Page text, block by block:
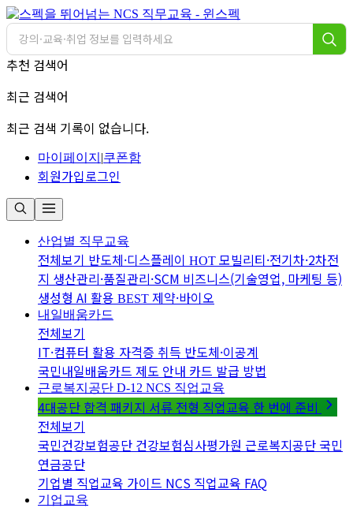
추천 검색어
최근 검색어
최근 검색 기록이 없습니다.
마이페이지 |쿠폰함
회원가입로그인
산업별 직무교육
전체보기 반도체·디스플레이 HOT 모빌리티·전기차·2차전
지 생산관리·품질관리·SCM 비즈니스(기술영업, 마케팅 등)
생성형 AI 활용 BEST 제약·바이오
내일배움카드
전체보기
IT·컴퓨터 활용 자격증 취득 반도체·이공계
국민내일배움카드 제도 안내 카드 발급 방법
근로복지공단 D-12 NCS 직업교육
4대공단 합격 패키지 서류 전형 직업교육 한 번에 준비
전체보기
국민건강보험공단 건강보험심사평가원 근로복지공단 국민
연금공단
기업별 직업교육 가이드 NCS 직업교육 FAQ
기업교육